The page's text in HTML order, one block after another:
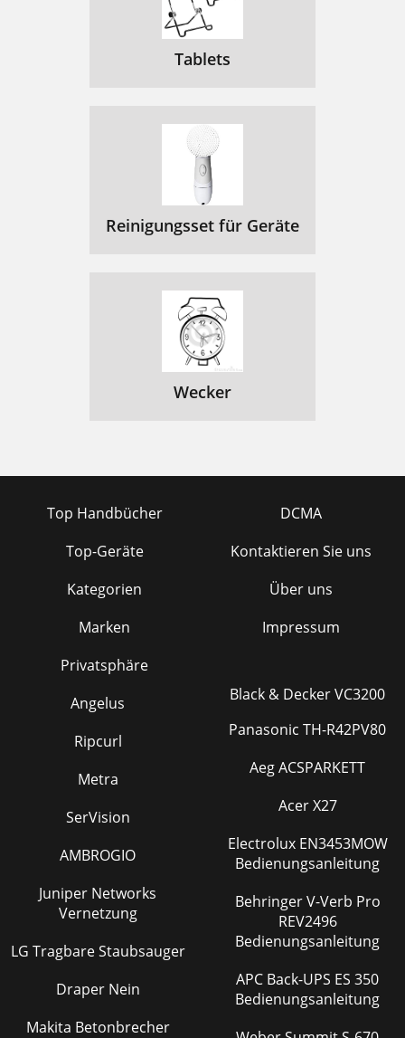
Tablets
Reinigungsset für Geräte
Wecker
Top Handbücher
Top-Geräte
Kategorien
Marken
Privatsphäre
DCMA
Kontaktieren Sie uns
Über uns
Impressum
Angelus
Ripcurl
Metra
SerVision
AMBROGIO
Juniper Networks
Vernetzung
LG Tragbare Staubsauger
Draper Nein
Makita Betonbrecher
Black & Decker VC3200
Panasonic TH-R42PV80
Aeg ACSPARKETT
Acer X27
Electrolux EN3453MOW
Bedienungsanleitung
Behringer V-Verb Pro
REV2496
Bedienungsanleitung
APC Back-UPS ES 350
Bedienungsanleitung